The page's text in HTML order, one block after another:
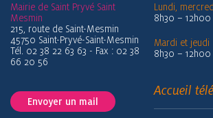
Mairie de Saint Pryvé Saint
Mesmin
215, route de Saint-Mesmin
45750 Saint-Pryvé-Saint-Mesmin
Tél. 02 38 22 63 63 - Fax : 02 38
66 20 56
Envoyer un mail
Lundi,
8h30 – 12h00
Mardi et jeudi
8h30 – 12h00
Accueil